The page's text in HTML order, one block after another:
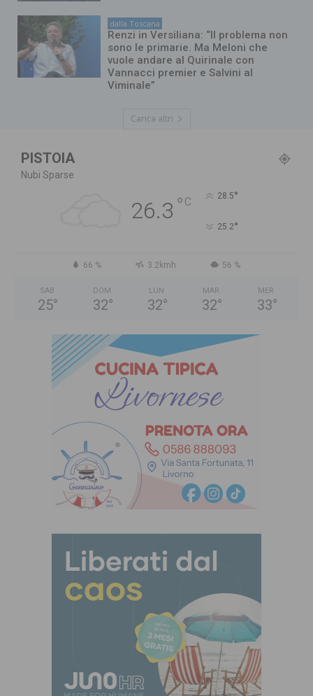
dalla Toscana
Renzi in Versiliana: “Il problema non
sono le primarie. Ma Meloni che
vuole andare al Quirinale con
Vannacci premier e Salvini al
Viminale”
Carica altri
PISTOIA
Nubi Sparse
26.3 ° C 28.5°
25.2°
66 % 3.2kmh 56 %
SAB
25°
DOM
32°
LUN
32°
MAR
32°
MER
33°